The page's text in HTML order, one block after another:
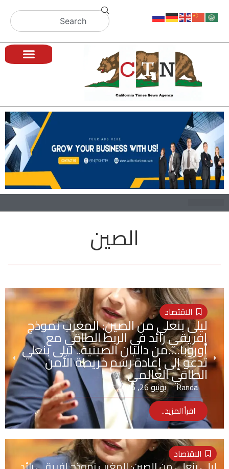
الصين
الاقتصاد
ليلى بنعلي من الصين: المغرب نموذج
إفريقي رائد في الربط الطاقي مع
أوروبا….من داليان الصينية.. ليلى بنعلي
تدعو إلى إعادة رسم خريطة الأمن
الطاقي العالمي
Randa يونيو 26, 2026
اقرأ المزيد..
الاقتصاد